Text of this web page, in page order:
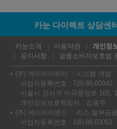
카눈 다이렉트 상담센
카눈소개 이용약관 개인정
공지사항
금융소비자보호법
(주) 에이아이씨티 시스템 개발
사업자등록번호 : 720-86-00942
서울시 강서구 마곡중앙로 165,
개인정보보호책임자 : 김용주
(주) 에이아이밴드
리스,할부금
사업자등록번호 : 180-88-03053